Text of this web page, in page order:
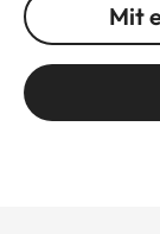
Mit